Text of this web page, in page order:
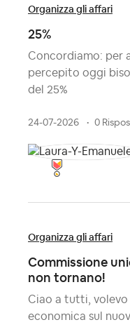
Organizza gli affari
25%
Concordiamo: per
percepito oggi
del 25%
24-07-2026 0
Organizza gli affari
Commissione
non tornano!
Ciao a tutti, volevo
economica sul